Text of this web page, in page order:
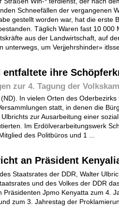
Schneefällen der vergangenen
gestellt worden war, hat die erste
Täglich Waren fast 10 000
aus der Landwirtschaft, auf
unterwegs, um Verjjehrshinder»
entfaltete ihre
zur 4. Tagung der
In vielen Orten des Oderbezirks
statt, in denen die
zur Ausarbeitung einer
Im Erdölverarbeitungswerk
des Politbüros und 1 ...
an Präsident
Staatsrates der DDR, Walter
und des Volkes der DDR
Präsidenten Jpmo Kenyatta zum 4.
zum 3. Jahrestag der